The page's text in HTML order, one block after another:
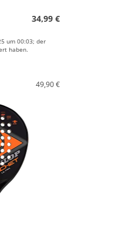
34,99 €
um 00:03; der
haben.
49,90 €